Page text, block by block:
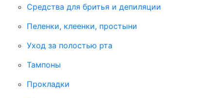
Средства для бритья и депиляции
Пеленки, клеенки, простыни
Уход за полостью рта
Тампоны
Прокладки